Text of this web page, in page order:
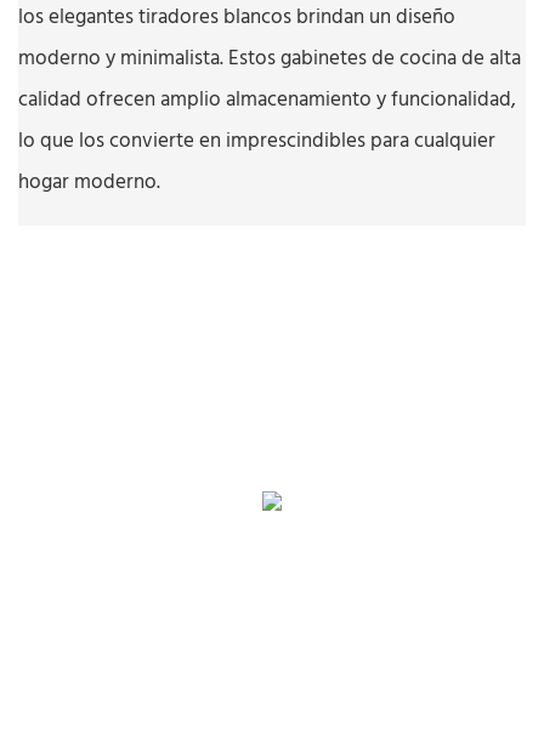
los elegantes tiradores blancos brindan un diseño
moderno y minimalista. Estos gabinetes de cocina de alta
calidad ofrecen amplio almacenamiento y funcionalidad,
lo que los convierte en imprescindibles para cualquier
hogar moderno.